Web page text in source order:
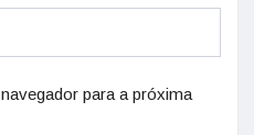
para a próxima